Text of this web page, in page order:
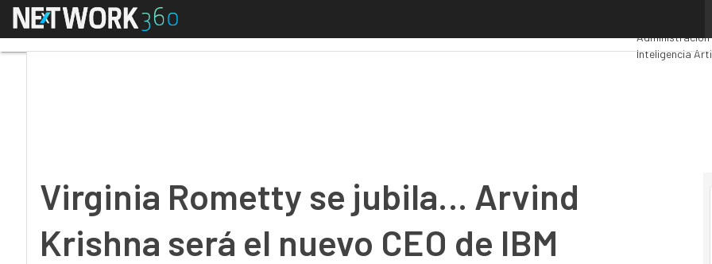
Menú Premios
Administración
Inteligencia
Virginia Rometty se jubila… Arvind
Krishna será el nuevo CEO de IBM